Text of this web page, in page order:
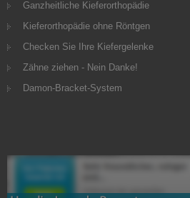
Ganzheitliche Kieferorthopädie
Kieferorthopädie ohne Röntgen
Checken Sie Ihre Kiefergelenke
Zähne ziehen - Nein Danke!
Damon-Bracket-System